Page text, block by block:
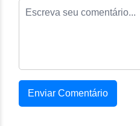
Enviar Comentário